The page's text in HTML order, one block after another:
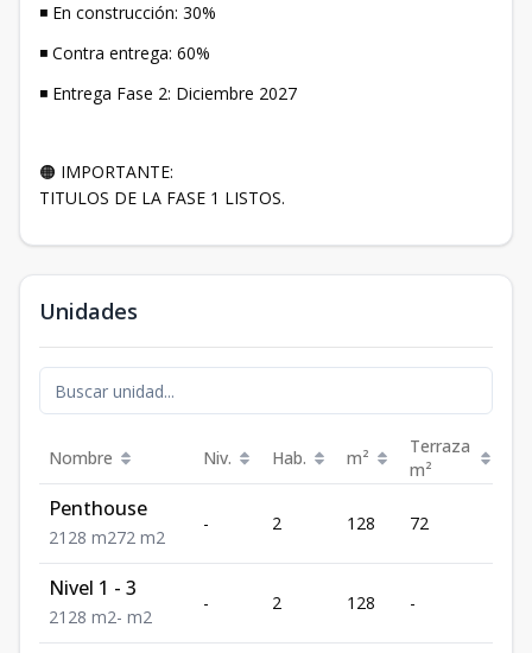
◾ En construcción: 30%
◾ Contra entrega: 60%
◾ Entrega Fase 2: Diciembre 2027
🟠 IMPORTANTE:
TITULOS DE LA FASE 1 LISTOS.
Unidades
Nombre Niv. Hab. m²
Terraza
m²
Penthouse
2128 m272 m2
- 2 128 72
Nivel 1 - 3
2128 m2- m2
- 2 128 -